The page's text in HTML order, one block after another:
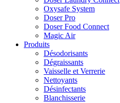
Oxysafe System
Doser Pro
Doser Food Connect
Magic Air
Produits
Désodorisants
Dégraissants
Vaisselle et Verrerie
Nettoyants
Désinfectants
Blanchisserie